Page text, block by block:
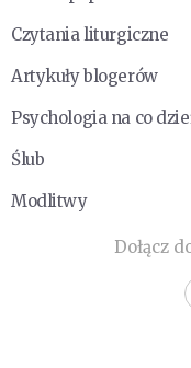
Czytania liturgiczne
Artykuły blogerów
Psychologia na co
Ślub
Modlitwy
Dołącz